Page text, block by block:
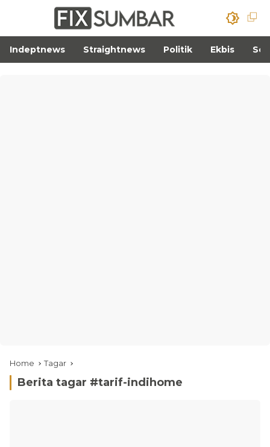
Indeptnews Straightnews Politik Ekbis
Home Tagar
Berita tagar #tarif-indihome